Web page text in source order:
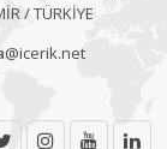
/ TÜRKİYE
@icerik.net